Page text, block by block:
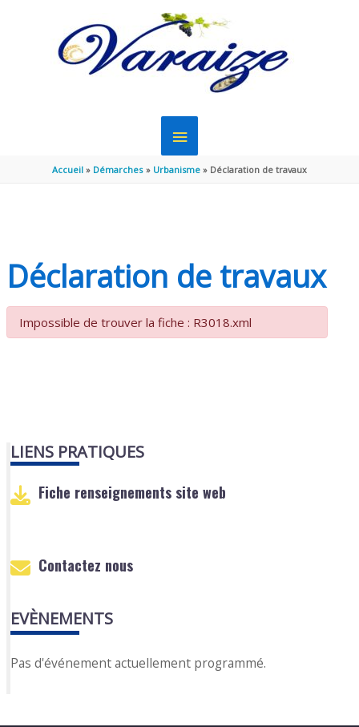
MENU
PRINCIPAL
Accueil Démarches Urbanisme Déclaration de travaux
Déclaration de travaux
Impossible de trouver la fiche : R3018.xml
LIENS PRATIQUES
Fiche renseignements site web
Contactez nous
EVÈNEMENTS
Pas d'événement actuellement programmé.